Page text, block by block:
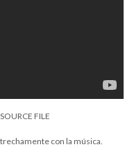
SOURCE FILE
con la música.